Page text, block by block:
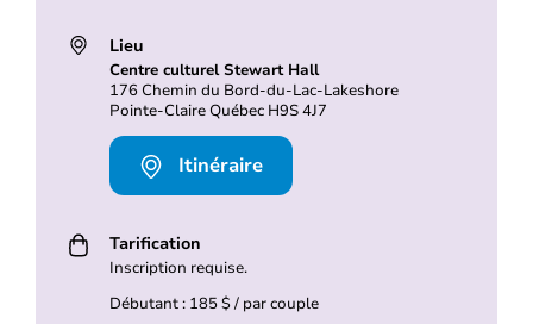
Lieu
Centre culturel Stewart Hall
176 Chemin du Bord-du-Lac-Lakeshore
Pointe-Claire Québec H9S 4J7
Itinéraire
Tarification
Inscription requise.
Débutant : 185 $ / par couple